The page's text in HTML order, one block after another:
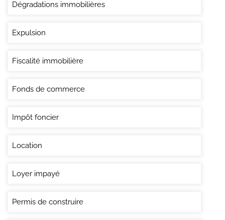
Dégradations immobilières
Expulsion
Fiscalité immobilière
Fonds de commerce
Impôt foncier
Location
Loyer impayé
Permis de construire